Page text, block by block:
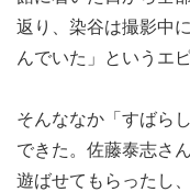
返り、染谷は撮影中
んでいた」というエ
そんななか「すばら
できた。佐藤泰志さ
遊ばせてもらったし